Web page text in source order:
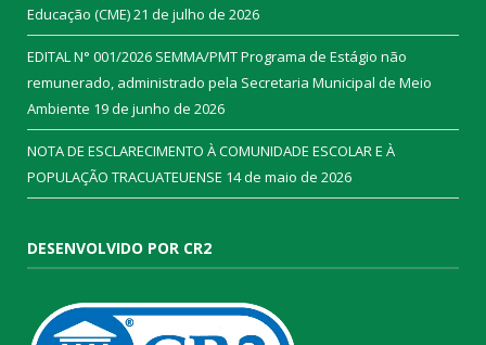
Educação (CME)21 de julho de 2026
EDITAL N° 001/2026 SEMMA/PMT Programa de Estágio não
remunerado, administrado pela Secretaria Municipal de Meio
Ambiente 19 de junho de 2026
NOTA DE ESCLARECIMENTO À COMUNIDADE ESCOLAR E À
POPULAÇÃO TRACUATEUENSE 14 de maio de 2026
DESENVOLVIDO POR CR2